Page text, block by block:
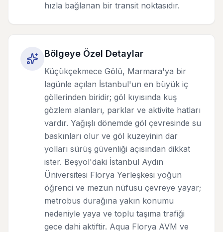
hızla bağlanan bir transit noktasıdır.
Bölgeye Özel Detaylar
Küçükçekmece Gölü, Marmara'ya bir
lagünle açılan İstanbul'un en büyük iç
göllerinden biridir; göl kıyısında kuş
gözlem alanları, parklar ve aktivite hatları
vardır. Yağışlı dönemde göl çevresinde su
baskınları olur ve göl kuzeyinin dar
yolları sürüş güvenliği açısından dikkat
ister. Beşyol'daki İstanbul Aydın
Üniversitesi Florya Yerleşkesi yoğun
öğrenci ve mezun nüfusu çevreye yayar;
metrobus durağına yakın konumu
nedeniyle yaya ve toplu taşıma trafiği
gece dahi aktiftir. Aqua Florya AVM ve